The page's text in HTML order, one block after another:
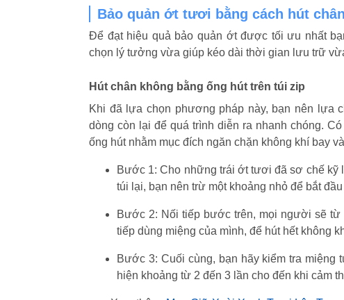
Bảo quản ớt tươi bằng cách hút
Để đạt hiệu quả bảo quản ớt được tối ưu nhất
chọn lý tưởng vừa giúp kéo dài thời gian lưu trữ
Hút chân không bằng ống hút trên túi zip
Khi đã lựa chọn phương pháp này, bạn nên lựa
dòng còn lại để quá trình diễn ra nhanh chóng.
ống hút nhằm mục đích ngăn chặn không khí bay
Bước 1: Cho những trái ớt tươi đã sơ chế kỹ
túi lại, bạn nên trừ một khoảng nhỏ để bắt
Bước 2: Nối tiếp bước trên, mọi người sẽ
tiếp dùng miệng của mình, để hút hết không
Bước 3: Cuối cùng, bạn hãy kiểm tra miệng
hiện khoảng từ 2 đến 3 lần cho đến khi cảm